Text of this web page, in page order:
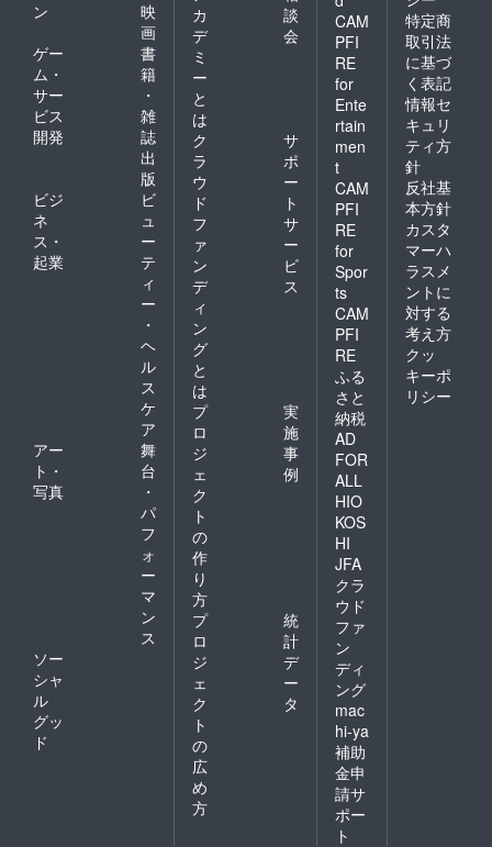
ン
映
画
ゲー
ム・
サー
ビス
開発
書
籍
・
雑
誌
出
版
ビジ
ネ
ス・
起業
ビ
ュ
ー
テ
ィ
ー
・
ヘ
ル
ス
ケ
ア
アー
ト・
写真
舞
台
・
パ
フ
ォ
ー
マ
ン
ス
ソー
シャ
ル
グッ
ド
カ
デ
ミ
ー
と
は
談
会
ク
ラ
ウ
ド
フ
ァ
ン
デ
ィ
ン
グ
と
は
サ
ポ
ー
ト
サ
ー
ビ
ス
プ
ロ
ジ
ェ
ク
ト
の
作
り
方
実
施
事
例
プ
ロ
ジ
ェ
ク
ト
の
広
め
方
統
計
デ
ー
タ
CAM
PFI
RE
for
Ente
rtain
men
t
CAM
PFI
RE
for
Spor
ts
CAM
PFI
RE
ふる
さと
納税
AD
FOR
ALL
HIO
KOS
HI
JFA
クラ
ウド
ファ
ン
ディ
ング
mac
hi-ya
補助
金申
請サ
ポー
ト
特定商
取引法
に基づ
く表記
情報セ
キュリ
ティ方
針
反社基
本方針
カスタ
マーハ
ラスメ
ントに
対する
考え方
クッ
キーポ
リシー